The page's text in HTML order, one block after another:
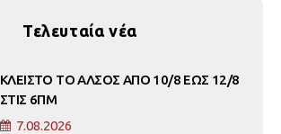
Τελευταία νέα
ΚΛΕΙΣΤΟ ΤΟ ΑΛΣΟΣ ΑΠΟ 10/8 ΕΩΣ 12/8
ΣΤΙΣ 6ΠΜ
7.08.2026